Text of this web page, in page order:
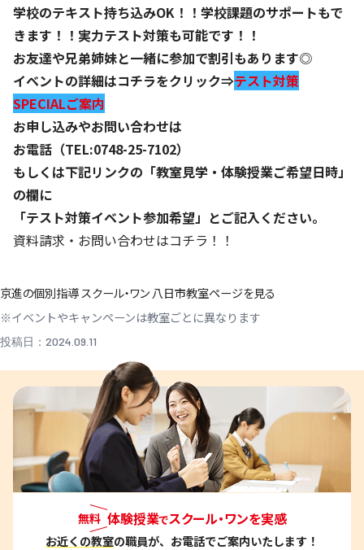
学校のテキスト持ち込みOK！！学校課題のサポートもで
きます！！実力テスト対策も可能です！！
お友達や兄弟姉妹と一緒に参加で割引もあります◎
イベントの詳細はコチラをクリック⇒テスト対策
SPECIALご案内
お申し込みやお問い合わせは
お電話（TEL:0748-25-7102）
もしくは下記リンクの「教室見学・体験授業ご希望日時」
の欄に
「テスト対策イベント参加希望」とご記入ください。
資料請求・お問い合わせはコチラ！！
京進の個別指導 スクール・ワン 八日市教室ページを見る
※イベントやキャンペーンは教室ごとに異なります
投稿日：2024.09.11
無料 体験授業でスクール・ワンを実感
お近くの教室の職員が、お電話でご案内いたします！